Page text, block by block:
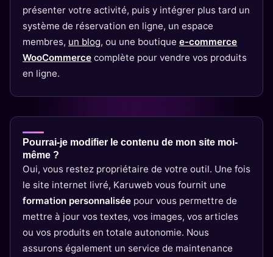
présenter votre activité, puis y intégrer plus tard un
système de réservation en ligne, un espace
membres, un blog, ou une boutique e-commerce
WooCommerce complète pour vendre vos produits
en ligne.
Pourrai-je modifier le contenu de mon site moi-
même ?
Oui, vous restez propriétaire de votre outil. Une fois
le site internet livré, Karuweb vous fournit une
formation personnalisée pour vous permettre de
mettre à jour vos textes, vos images, vos articles
ou vos produits en totale autonomie. Nous
assurons également un service de maintenance